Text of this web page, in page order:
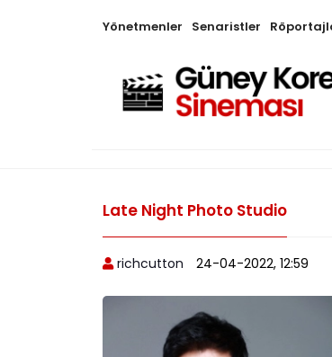
Yönetmenler Senaristler
Late Night Photo Studio
richcutton 24-04-2022, 12:59